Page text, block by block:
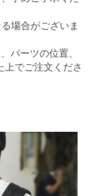
場合がございま
パーツの位置、
でご注文くださ